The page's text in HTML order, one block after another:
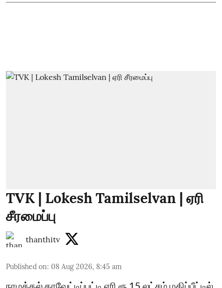
TVK | Lokesh Tamilselvan | ஏரி
சீரமைப்பு
thanthitv
Published on: 08 Aug 2026, 8:45 am
நாமக்கல் காவேட்டிப்பட்டி ஏரி ரூ.15 லட்சம் மதிப்பீட்டில்